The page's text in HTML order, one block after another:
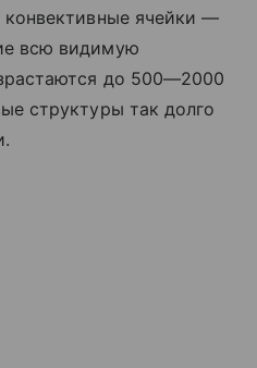
конвективные ячейки —
всю видимую
до 500—2000
структуры так долго